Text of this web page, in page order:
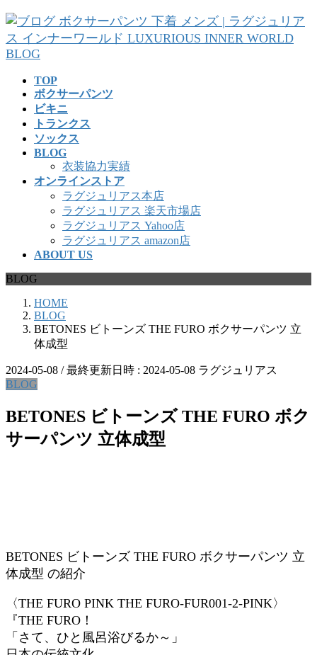
コ
ン
テ
ン
ナ
ビ
ゲ
ー
TOP
ボクサーパンツ
ビキニ
トランクス
ソックス
BLOG
衣装協力実績
オンラインストア
ラグジュリアス本店
ラグジュリアス 楽天市場店
ラグジュリアス Yahoo店
ラグジュリアス amazon店
ABOUT US
BLOG
HOME
BLOG
BETONES ビトーンズ THE FURO ボクサーパンツ 立
体成型
2024-05-08 / 最終更新日時 : 2024-05-08 ラグジュリアス
BLOG
BETONES ビトーンズ THE FURO ボク
サーパンツ 立体成型
BETONES ビトーンズ THE FURO ボクサーパンツ 立
体成型 の紹介
〈THE FURO PINK THE FURO-FUR001-2-PINK〉
『THE FURO！
「さて、ひと風呂浴びるか～」